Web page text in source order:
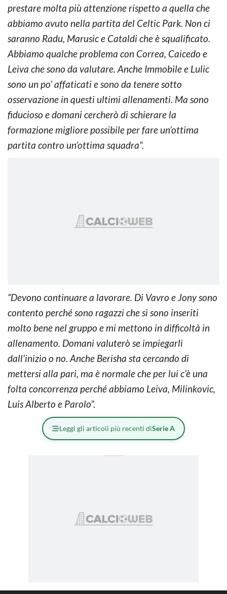
prestare molta più attenzione rispetto a quella che
abbiamo avuto nella partita del Celtic Park. Non ci
saranno Radu, Marusic e Cataldi che è squalificato.
Abbiamo qualche problema con Correa, Caicedo e
Leiva che sono da valutare. Anche Immobile e Lulic
sono un po’ affaticati e sono da tenere sotto
osservazione in questi ultimi allenamenti. Ma sono
fiducioso e domani cercherò di schierare la
formazione migliore possibile per fare un’ottima
partita contro un’ottima squadra”.
“Devono continuare a lavorare. Di Vavro e Jony sono
contento perché sono ragazzi che si sono inseriti
molto bene nel gruppo e mi mettono in difficoltà in
allenamento. Domani valuterò se impiegarli
dall’inizio o no. Anche Berisha sta cercando di
mettersi alla pari, ma è normale che per lui c’è una
folta concorrenza perché abbiamo Leiva, Milinkovic,
Luis Alberto e Parolo”.
Leggi gli articoli più recenti diSerie A